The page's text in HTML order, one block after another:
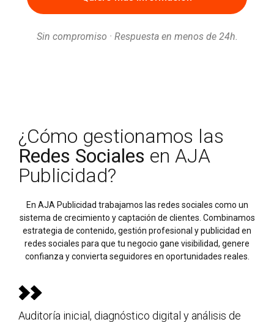
Sin compromiso · Respuesta en menos de 24h.
¿Cómo gestionamos las
Redes Sociales en AJA
Publicidad?
En AJA Publicidad trabajamos las redes sociales como un
sistema de crecimiento y captación de clientes. Combinamos
estrategia de contenido, gestión profesional y publicidad en
redes sociales para que tu negocio gane visibilidad, genere
confianza y convierta seguidores en oportunidades reales.
Auditoría inicial, diagnóstico digital y análisis de